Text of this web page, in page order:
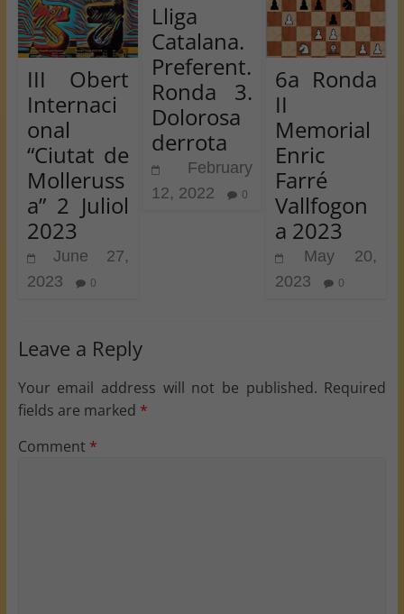
III Obert
Internaci
onal
“Ciutat de
Molleruss
a” 2 Juliol
2023
June 27,
2023
0
Lliga
Catalana.
Preferent.
Ronda 3.
Dolorosa
derrota
February
12, 2022
0
6a Ronda
II
Memorial
Enric
Farré
Vallfogon
a 2023
May 20,
2023
0
Leave a Reply
Your email address will not be published. Required
fields are marked *
Comment *